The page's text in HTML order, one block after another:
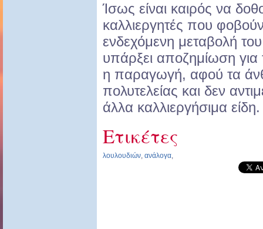
Ίσως είναι καιρός να
καλλιεργητές που
ενδεχόμενη μεταβολή
υπάρξει αποζημίωση
η παραγωγή, αφού τα
πολυτελείας και δεν
άλλα καλλιεργήσιμα είδη.
Ετικέτες
λουλουδιών, ανάλογα,